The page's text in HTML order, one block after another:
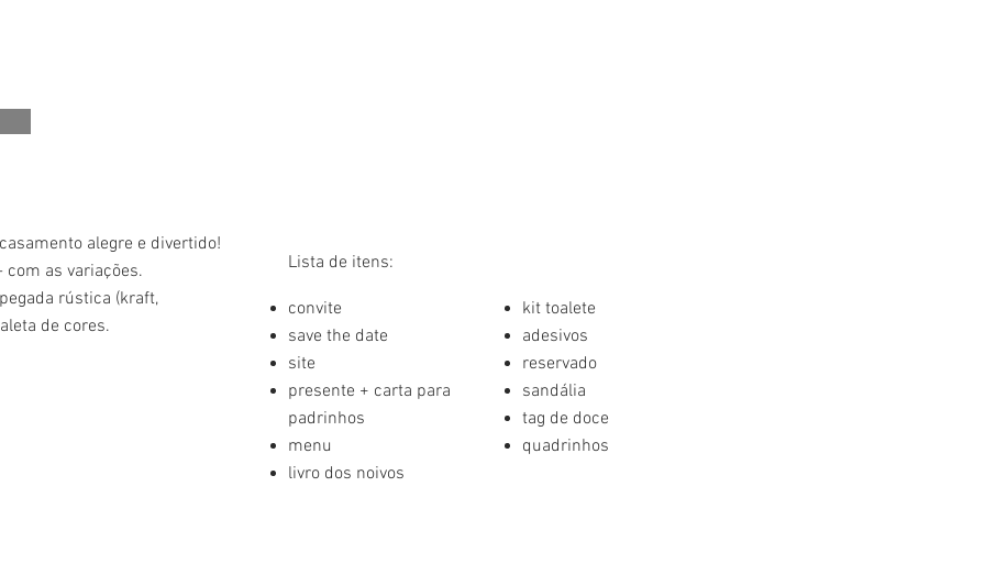
alegre e divertido!
as variações.
rústica (kraft,
de cores.
Lista de itens:
convite
save the date
site
presente + carta para
padrinhos
menu
livro dos noivos
kit toalete
adesivos
reservado
sandália
tag de doce
quadrinhos